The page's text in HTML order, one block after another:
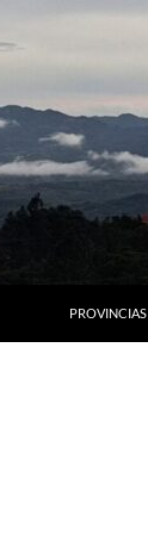
PROVINCIAS